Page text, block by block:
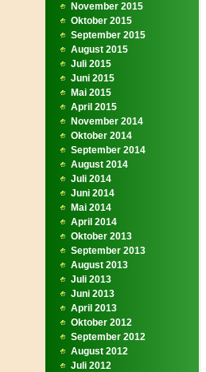
November 2015
Oktober 2015
September 2015
August 2015
Juli 2015
Juni 2015
Mai 2015
April 2015
November 2014
Oktober 2014
September 2014
August 2014
Juli 2014
Juni 2014
Mai 2014
April 2014
Oktober 2013
September 2013
August 2013
Juli 2013
Juni 2013
April 2013
Oktober 2012
September 2012
August 2012
Juli 2012